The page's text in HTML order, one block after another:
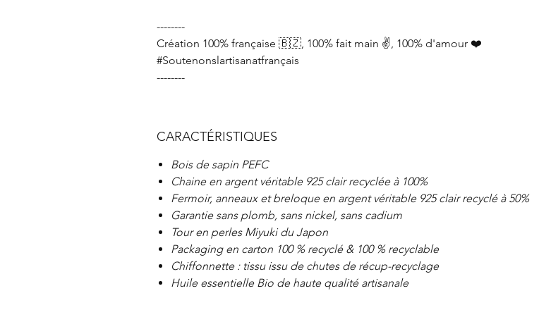
--------
Création 100% française 🇧🇿, 100% fait main ✌️, 100% d'amour ❤️
#Soutenonslartisanatfrançais
--------
CARACTÉRISTIQUES
Bois de sapin PEFC
Chaine en argent véritable 925 clair recyclée à 100%
Fermoir, anneaux et breloque en argent véritable 925 clair recyclé à 50%
Garantie sans plomb, sans nickel, sans cadium
Tour en perles Miyuki du Japon
Packaging en carton 100 % recyclé & 100 % recyclable
Chiffonnette : tissu issu de chutes de récup-recyclage
Huile essentielle Bio de haute qualité artisanale